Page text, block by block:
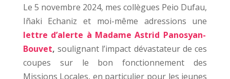
Le 5 novembre 2024, mes collègues Peio Dufau,
Iñaki Echaniz et moi-même adressions une
lettre d’alerte à Madame Astrid Panosyan-
Bouvet, soulignant l’impact dévastateur de ces
coupes sur le bon fonctionnement des
Missions Locales, en particulier pour les jeunes